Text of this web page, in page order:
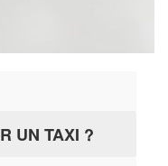
UN TAXI ?